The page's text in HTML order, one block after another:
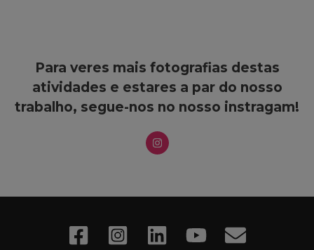
Para veres mais fotografias destas
atividades e estares a par do nosso
trabalho, segue-nos no nosso instragam!